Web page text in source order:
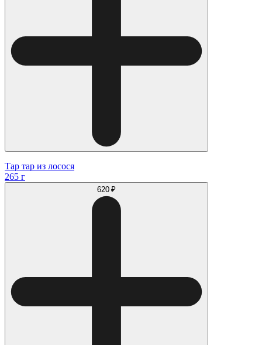
Тар тар из лосося
265 г
620 ₽